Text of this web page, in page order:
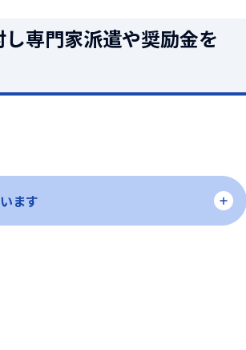
専門家派遣や奨励金を
ます